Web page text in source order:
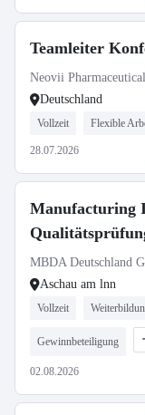
Teamleiter
Neovii
Deutschland
Vollzeit Flexible
28.07.2026
Manufacturing
MBDA Deutschland
Aschau am lnn
Vollzeit
Gewinnbeteiligung
02.08.2026